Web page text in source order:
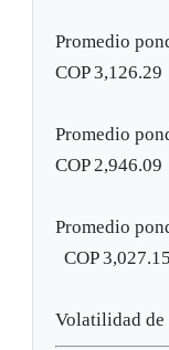
Promedio
COP 3,126.29
Promedio
COP 2,946.09
Promedio
COP 3,027.15
Volatilidad de